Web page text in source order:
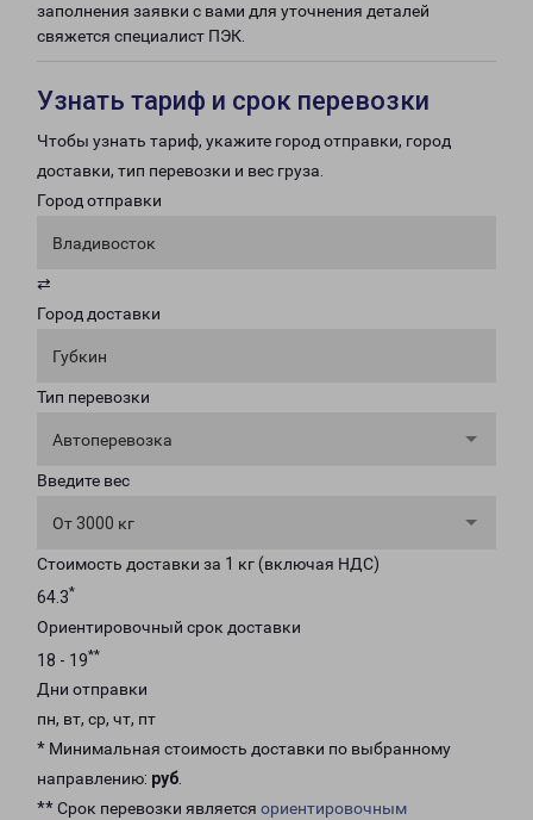
заполнения заявки с вами для уточнения деталей
свяжется специалист ПЭК.
Узнать тариф и срок перевозки
Чтобы узнать тариф, укажите город отправки, город
доставки, тип перевозки и вес груза.
Город отправки
Владивосток
⇄
Город доставки
Губкин
Тип перевозки
Автоперевозка
Введите вес
От 3000 кг
Стоимость доставки за 1 кг (включая НДС)
64.3*
Ориентировочный срок доставки
18 - 19**
Дни отправки
пн, вт, ср, чт, пт
* Минимальная стоимость доставки по выбранному
направлению: руб.
** Срок перевозки является ориентировочным